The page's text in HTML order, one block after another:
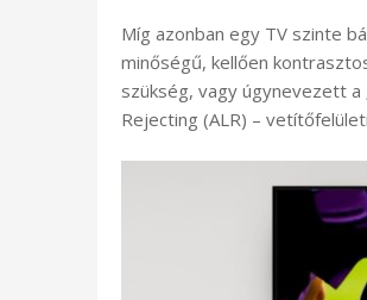
Míg azonban egy TV szinte
minőségű, kellően
szükség, vagy úgynevezett
Rejecting (ALR) –